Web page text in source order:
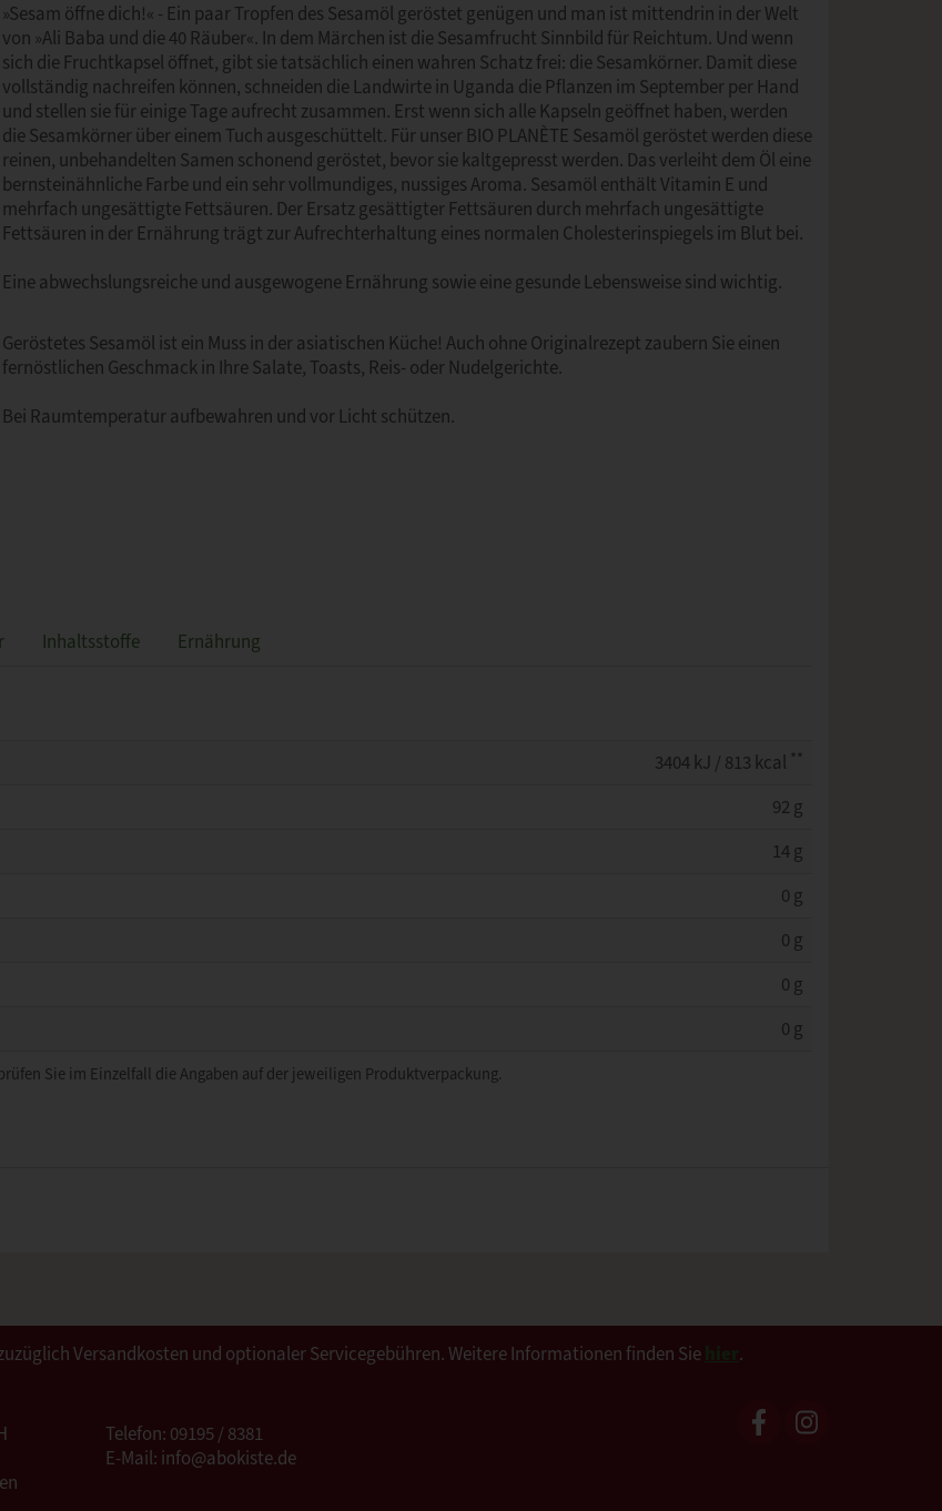
»Sesam öffne dich!« - Ein paar Tropfen des Sesamöl geröstet genügen und man ist mittendrin in der Welt
von »Ali Baba und die 40 Räuber«. In dem Märchen ist die Sesamfrucht Sinnbild für Reichtum. Und wenn
sich die Fruchtkapsel öffnet, gibt sie tatsächlich einen wahren Schatz frei: die Sesamkörner. Damit diese
vollständig nachreifen können, schneiden die Landwirte in Uganda die Pflanzen im September per Hand
und stellen sie für einige Tage aufrecht zusammen. Erst wenn sich alle Kapseln geöffnet haben, werden
die Sesamkörner über einem Tuch ausgeschüttelt. Für unser BIO PLANÈTE Sesamöl geröstet werden diese
reinen, unbehandelten Samen schonend geröstet, bevor sie kaltgepresst werden. Das verleiht dem Öl eine
bernsteinähnliche Farbe und ein sehr vollmundiges, nussiges Aroma. Sesamöl enthält Vitamin E und
mehrfach ungesättigte Fettsäuren. Der Ersatz gesättigter Fettsäuren durch mehrfach ungesättigte
Fettsäuren in der Ernährung trägt zur Aufrechterhaltung eines normalen Cholesterinspiegels im Blut bei.
Eine abwechslungsreiche und ausgewogene Ernährung sowie eine gesunde Lebensweise sind wichtig.
Geröstetes Sesamöl ist ein Muss in der asiatischen Küche! Auch ohne Originalrezept zaubern Sie einen
fernöstlichen Geschmack in Ihre Salate, Toasts, Reis- oder Nudelgerichte.
Bei Raumtemperatur aufbewahren und vor Licht schützen.
Inhaltsstoffe Ernährung
3404 kJ / 813 kcal **
92 g
14 g
0 g
0 g
0 g
0 g
Sie im Einzelfall die Angaben auf der jeweiligen Produktverpackung.
Versandkosten und optionaler Servicegebühren. Weitere Informationen finden Sie .
Telefon: 09195 / 8381
E-Mail: info@abokiste.de